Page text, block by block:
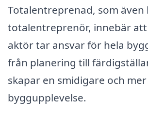
Totalentreprenad, som även
totalentreprenör, innebär att
aktör tar ansvar för hela
från planering till
skapar en smidigare och
byggupplevelse.